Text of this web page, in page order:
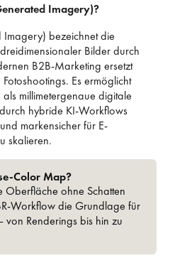
Imagery)?
bezeichnet die
Bilder durch
B2B-Marketing ersetzt
Es ermöglicht
millimetergenaue digitale
hybride KI-Workflows
markensicher für E-
skalieren.
Color Map?
Oberfläche ohne Schatten
Workflow die Grundlage für
von Renderings bis hin zu